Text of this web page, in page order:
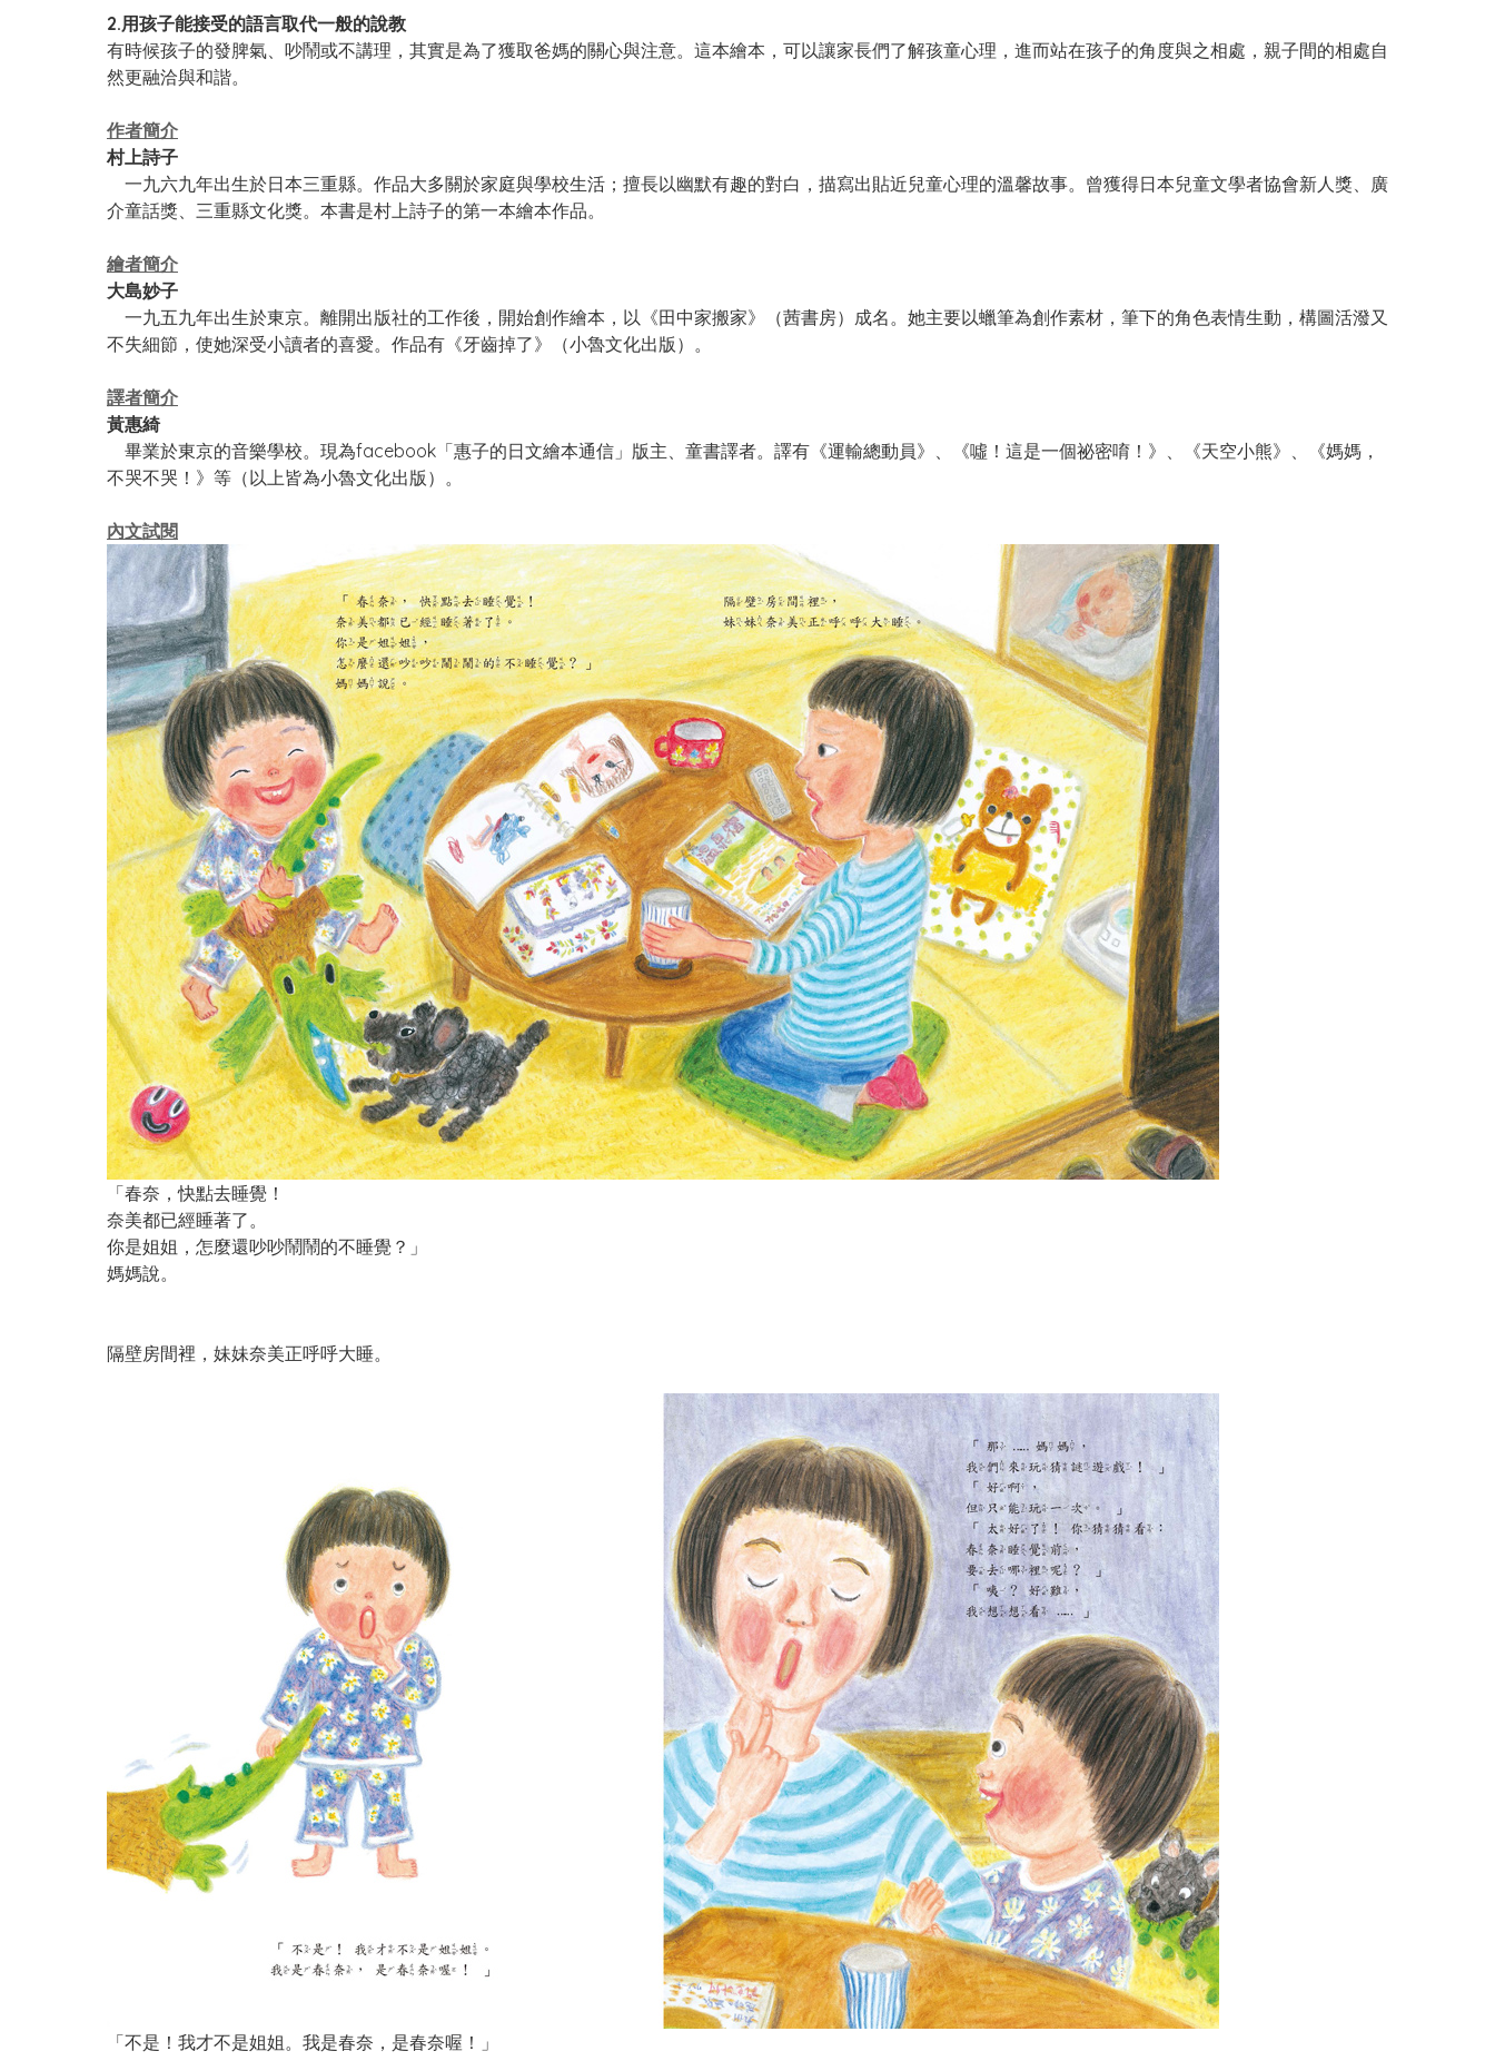
2.用孩子能接受的語言取代一般的說教
有時候孩子的發脾氣、吵鬧或不講理，其實是為了獲取爸媽的關心與注意。這本繪本，可以讓家長們了解孩童心理，進而站在孩子的角度與之相處，親子間的相處自
然更融洽與和諧。
作者簡介
村上詩子
一九六九年出生於日本三重縣。作品大多關於家庭與學校生活；擅長以幽默有趣的對白，描寫出貼近兒童心理的溫馨故事。曾獲得日本兒童文學者協會新人獎、廣
介童話獎、三重縣文化獎。本書是村上詩子的第一本繪本作品。
繪者簡介
大島妙子
一九五九年出生於東京。離開出版社的工作後，開始創作繪本，以《田中家搬家》（茜書房）成名。她主要以蠟筆為創作素材，筆下的角色表情生動，構圖活潑又
不失細節，使她深受小讀者的喜愛。作品有《牙齒掉了》（小魯文化出版）。
譯者簡介
黃惠綺
畢業於東京的音樂學校。現為facebook「惠子的日文繪本通信」版主、童書譯者。譯有《運輸總動員》、《噓！這是一個祕密唷！》、《天空小熊》、《媽媽，
不哭不哭！》等（以上皆為小魯文化出版）。
內文試閱
「春奈，快點去睡覺！
奈美都已經睡著了。
你是姐姐，怎麼還吵吵鬧鬧的不睡覺？」
媽媽說。
隔壁房間裡，妹妹奈美正呼呼大睡。
「不是！我才不是姐姐。我是春奈，是春奈喔！」